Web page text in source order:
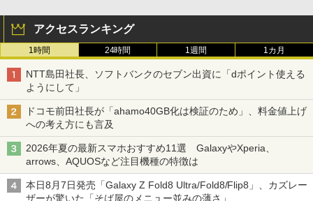
アクセスランキング
1時間 24時間 1週間 1カ月
NTT島田社長、ソフトバンクのセブン出資に「dポイント使える
ようにして」
ドコモ前田社長が「ahamo40GB化は検証のため」、料金値上げ
への考え方にも言及
2026年夏の最新スマホおすすめ11選 GalaxyやXperia、
arrows、AQUOSなど注目機種の特徴は
本日8月7日発売「Galaxy Z Fold8 Ultra/Fold8/Flip8」、カズレー
ザーが驚いた「そば屋のメニュー並みの薄さ」